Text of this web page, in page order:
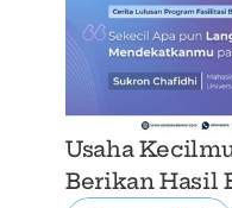
Usaha
Berikan Hasil